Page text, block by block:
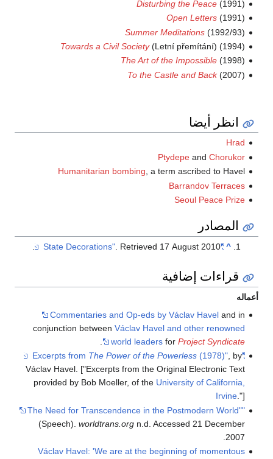
Disturbing the Peace(1991)
Open Letters(1991)
Summer Meditations(1992/93)
Towards a Civil Society(Letní přemítání) (1994)
The Art of the Impossible(1998)
To the Castle and Back(2007)
انظر أيضا
Hrad
Ptydepeand Chorukor
Humanitarian bombing, a term ascribed to Havel
Barrandov Terraces
Seoul Peace Prize
المصادر
^
"State Decorations"
. Retrieved 17 August 2010
.
قراءات إضافية
أعماله
Commentaries and Op-eds by Václav Haveland in
conjunction between Václav Havel and other renowned
world leadersfor Project Syndicate
"Excerpts from
The Power of the Powerless(1978)", by
Václav Havel. ["Excerpts from the Original Electronic Text
provided by Bob Moeller, of the University of California,
Irvine."]
"The Need for Transcendence in the Postmodern World"
(Speech). worldtrans.orgn.d. Accessed 21 December
2007.
Václav Havel: 'We are at the beginning of momentous